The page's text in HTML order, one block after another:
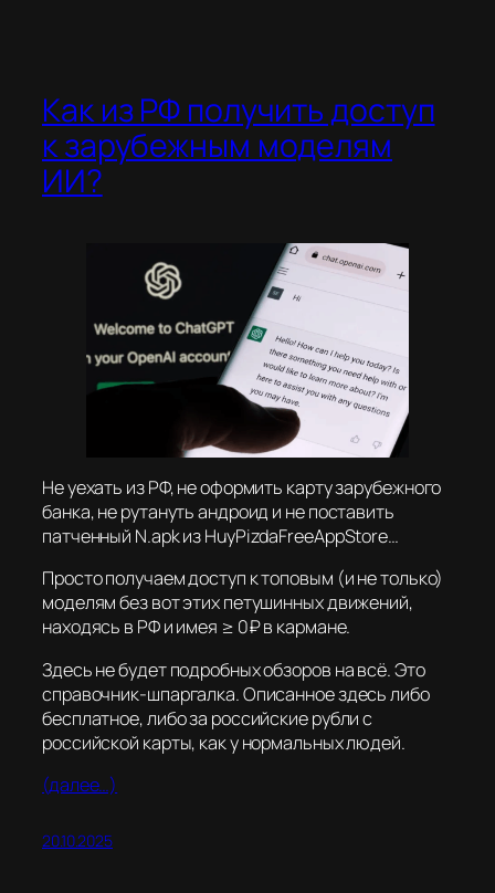
Как из РФ получить доступ
к зарубежным моделям
ИИ?
Не уехать из РФ, не оформить карту зарубежного
банка, не рутануть андроид и не поставить
патченный N.apk из HuyPizdaFreeAppStore…
Просто получаем доступ к топовым (и не только)
моделям без вот этих петушинных движений,
находясь в РФ и имея ≥ 0₽ в кармане.
Здесь не будет подробных обзоров на всё. Это
справочник-шпаргалка. Описанное здесь либо
бесплатное, либо за российские рубли с
российской карты, как у нормальных людей.
(далее…)
20.10.2025